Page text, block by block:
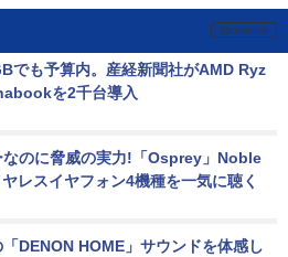
でも予算内。産経新聞社がAMD Ryz
を2千台導入
なのに脅威の実力!「Osprey」Noble
レスイヤフォン4機種を一気に聴く
DENON HOME」サウンドを体感し